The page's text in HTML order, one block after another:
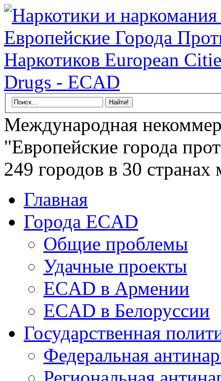
Международная
"Европейские города
249 городов в 30
Главная
Города ECAD
Общие проблемы
Удачные проекты
ECAD в Армении
ECAD в Белоруссии
Государственная
Федеральная